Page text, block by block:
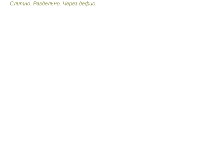
Слитно. Раздельно. Через дефис.